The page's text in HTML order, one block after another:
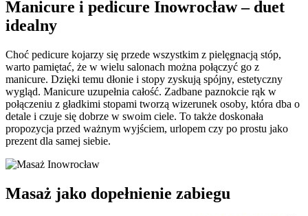
Manicure i pedicure Inowrocław – duet
idealny
Choć pedicure kojarzy się przede wszystkim z pielęgnacją stóp,
warto pamiętać, że w wielu salonach można połączyć go z
manicure. Dzięki temu dłonie i stopy zyskują spójny, estetyczny
wygląd. Manicure uzupełnia całość. Zadbane paznokcie rąk w
połączeniu z gładkimi stopami tworzą wizerunek osoby, która dba o
detale i czuje się dobrze w swoim ciele. To także doskonała
propozycja przed ważnym wyjściem, urlopem czy po prostu jako
prezent dla samej siebie.
Masaż jako dopełnienie zabiegu